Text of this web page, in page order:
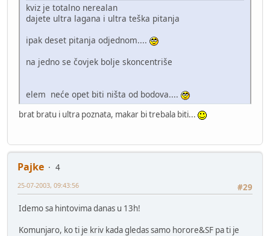
kviz je totalno nerealan
dajete ultra lagana i ultra teška pitanja
ipak deset pitanja odjednom....
na jedno se čovjek bolje skoncentriše
elem neće opet biti ništa od bodova....
brat bratu i ultra poznata, makar bi trebala biti...
Pajke
4
#29
25-07-2003, 09:43:56
Idemo sa hintovima danas u 13h!
Komunjaro, ko ti je kriv kada gledas samo horore&SF pa ti je